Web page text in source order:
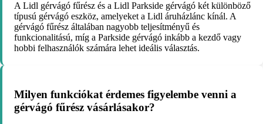
A Lidl gérvágó fűrész és a Lidl Parkside gérvágó két különböző
típusú gérvágó eszköz, amelyeket a Lidl áruházlánc kínál. A
gérvágó fűrész általában nagyobb teljesítményű és
funkcionalitású, míg a Parkside gérvágó inkább a kezdő vagy
hobbi felhasználók számára lehet ideális választás.
Milyen funkciókat érdemes figyelembe venni a
gérvágó fűrész vásárlásakor?